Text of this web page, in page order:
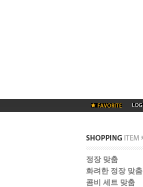
정장 맞춤
화려한 정장 맞춤
콤비 세트 맞춤